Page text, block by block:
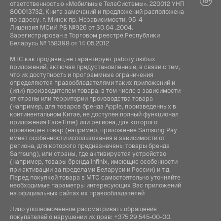
5.0
Интерфейс подключения:
Lightning
Да
Навигация:
GPS
ответственностью «Мобильные ТелеСистемы». 220012 УНП
800013732, Книга замечаний и предложений расположена
по адресу: г. Минск пр. Независимости, 95-4
Лицензия МСиИ РБ №926 от 30.04 .2004.
Зарегистрирован в Торговом реестре Республики
Беларусь № 158398 от 14.05.2012
МТС как продавец не гарантирует работу любых
приложений, включая предустановленные, в связи с тем,
что их доступность и программные ограничения
определяются правообладателями таких приложений и
(или) производителем товара, в том числе в зависимости
от страны или территории производства товара
(например, для товаров бренда Apple, произведенных в
континентальном Китае, не доступен полный функционал
приложения FaceTime) или региона, для которого
произведен товар (например, приложение Samsung Pay
имеет особенности использования в зависимости от
региона, для которого предназначены товары бренда
Samsung), или страны, где активируется устройство
(например, товары бренда Infiniх, имеющие особенности
при активации за пределами Беларуси и России) и т.д.
Перед покупкой товара в МТС самостоятельно уточняйте
необходимые параметры интересующих Вас приложений
на официальных сайтах их правообладателей
Лицо уполномоченное рассматривать обращения
покупателей о нарушении их прав: +375 29 545-00-00.